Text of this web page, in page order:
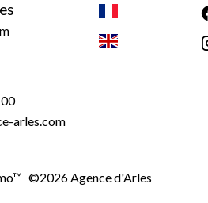
arles.com
©2026 Agence d'Arles